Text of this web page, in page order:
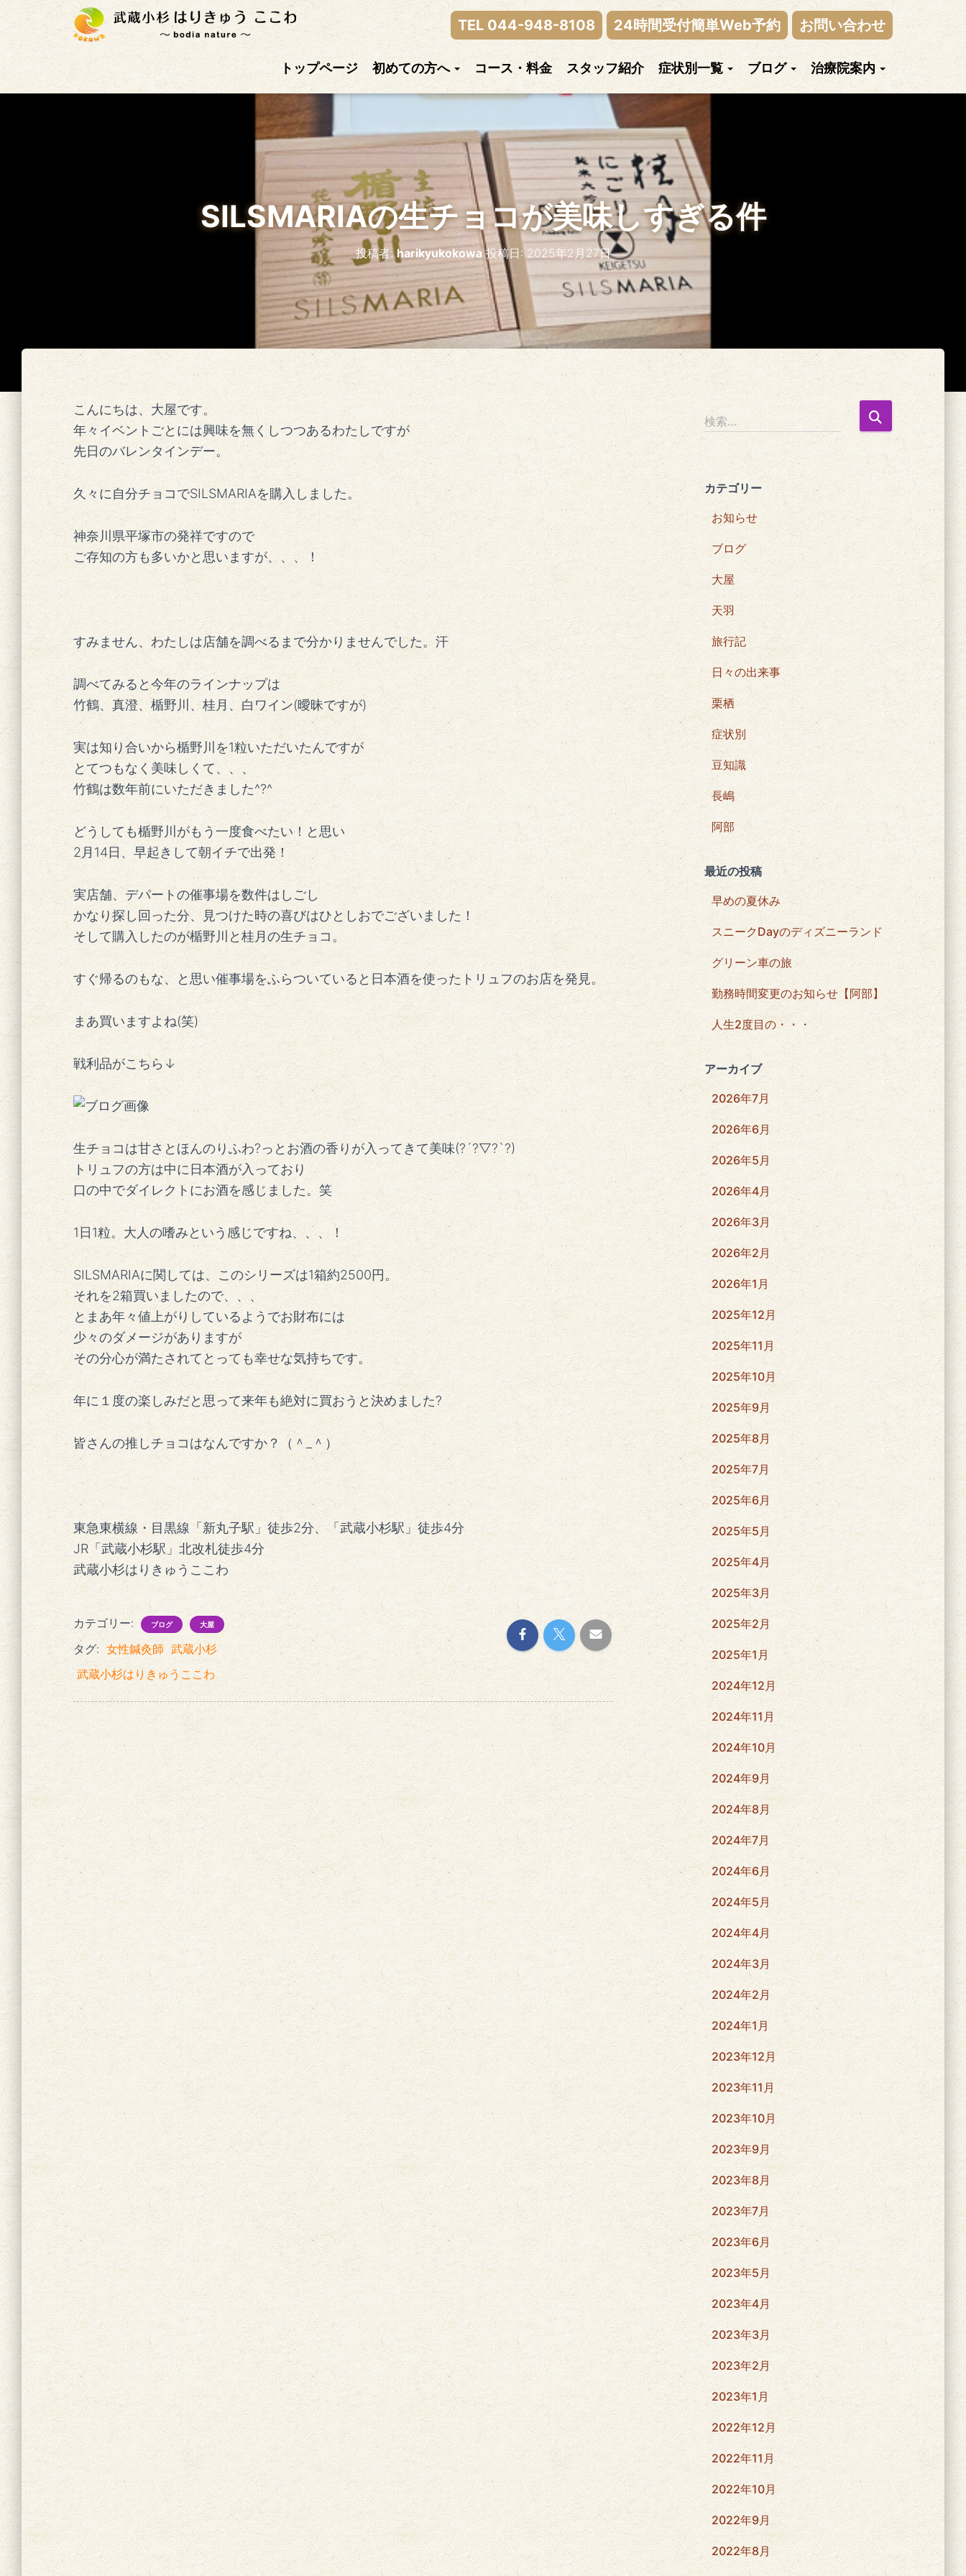
武蔵小杉徒歩4分の鍼灸治療院。首肩こり、腰痛、自律神経の乱れまでご相談下さい。
TEL 044-948-8108 24時間受付簡単Web予約 お問い合わせ
トップページ 初めての方へ コース・料金 スタッフ紹介 症状別一覧 ブログ 治療院案内
SILSMARIAの生チョコが美味しすぎる件
投稿者:harikyukokowa投稿日:2025年2月27日
こんにちは、大屋です。
年々イベントごとには興味を無くしつつあるわたしですが
先日のバレンタインデー。
久々に自分チョコでSILSMARIAを購入しました。
神奈川県平塚市の発祥ですので
ご存知の方も多いかと思いますが、、、！
すみません、わたしは店舗を調べるまで分かりませんでした。汗
調べてみると今年のラインナップは
竹鶴、真澄、楯野川、桂月、白ワイン(曖昧ですが)
実は知り合いから楯野川を1粒いただいたんですが
とてつもなく美味しくて、、、
竹鶴は数年前にいただきました^?^
どうしても楯野川がもう一度食べたい！と思い
2月14日、早起きして朝イチで出発！
実店舗、デパートの催事場を数件はしごし
かなり探し回った分、見つけた時の喜びはひとしおでございました！
そして購入したのが楯野川と桂月の生チョコ。
すぐ帰るのもな、と思い催事場をふらついていると日本酒を使ったトリュフのお店を発見。
まあ買いますよね(笑)
戦利品がこちら↓
生チョコは甘さとほんのりふわ?っとお酒の香りが入ってきて美味(?´?▽?`?)
トリュフの方は中に日本酒が入っており
口の中でダイレクトにお酒を感じました。笑
1日1粒。大人の嗜みという感じですね、、、！
SILSMARIAに関しては、このシリーズは1箱約2500円。
それを2箱買いましたので、、、
とまあ年々値上がりしているようでお財布には
少々のダメージがありますが
その分心が満たされてとっても幸せな気持ちです。
年に１度の楽しみだと思って来年も絶対に買おうと決めました?
皆さんの推しチョコはなんですか？（＾_＾）
東急東横線・目黒線「新丸子駅」徒歩2分、「武蔵小杉駅」徒歩4分
JR「武蔵小杉駅」北改札徒歩4分
武蔵小杉はりきゅうここわ
カテゴリー: ブログ 大屋
タグ: 女性鍼灸師 武蔵小杉
武蔵小杉はりきゅうここわ
検
索
検索…
カテゴリー
お知らせ
ブログ
大屋
天羽
旅行記
日々の出来事
栗栖
症状別
豆知識
長嶋
阿部
最近の投稿
早めの夏休み
スニークDayのディズニーランド
グリーン車の旅
勤務時間変更のお知らせ【阿部】
人生2度目の・・・
アーカイブ
2026年7月
2026年6月
2026年5月
2026年4月
2026年3月
2026年2月
2026年1月
2025年12月
2025年11月
2025年10月
2025年9月
2025年8月
2025年7月
2025年6月
2025年5月
2025年4月
2025年3月
2025年2月
2025年1月
2024年12月
2024年11月
2024年10月
2024年9月
2024年8月
2024年7月
2024年6月
2024年5月
2024年4月
2024年3月
2024年2月
2024年1月
2023年12月
2023年11月
2023年10月
2023年9月
2023年8月
2023年7月
2023年6月
2023年5月
2023年4月
2023年3月
2023年2月
2023年1月
2022年12月
2022年11月
2022年10月
2022年9月
2022年8月